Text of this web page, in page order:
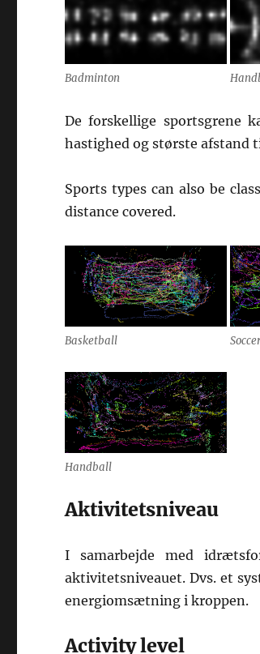
Badminton
De forskellige sportsgrene
hastighed og største afstand
Sports types can also be
distance covered.
Basketball
Handball
Aktivitetsniveau
I samarbejde med
aktivitetsniveauet. Dvs. et
energiomsætning i kroppen.
Activity level